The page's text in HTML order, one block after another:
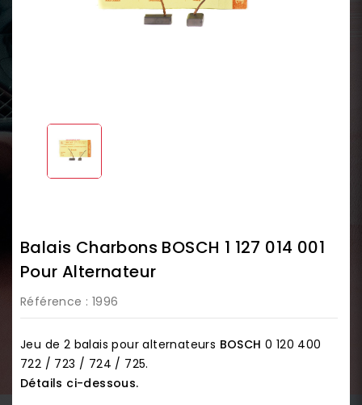
Balais Charbons BOSCH 1 127 014 001
Pour Alternateur
Référence : 1996
Jeu de 2 balais pour alternateurs BOSCH0 120 400
722 / 723 / 724 / 725.
Détails ci-dessous.